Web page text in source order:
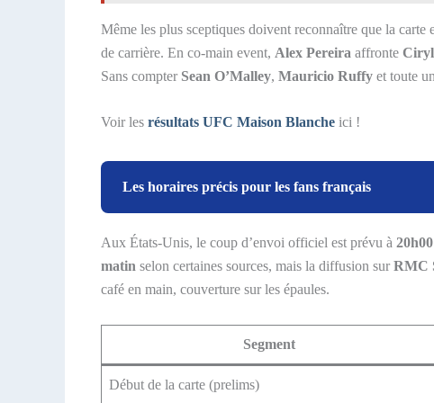
Même les plus sceptiques doivent reconnaître que la carte
de carrière. En co-main event, Alex Pereira affronte Ciryl
Sans compter Sean O’Malley, Mauricio Ruffy et toute
Voir les résultats UFC Maison Blanche ici !
Les horaires précis pour les fans français
Aux États-Unis, le coup d’envoi officiel est prévu à
matin selon certaines sources, mais la diffusion sur RMC
café en main, couverture sur les épaules.
Segment
Début de la carte (prelims)